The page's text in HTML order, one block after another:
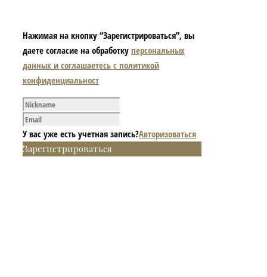
Нажимая на кнопку “Зарегистрироваться”, вы
даете согласие на обработку персональных
данных и соглашаетесь с политикой
конфиденциальност
У вас уже есть учетная запись?Авторизоваться
Зарегистрироваться